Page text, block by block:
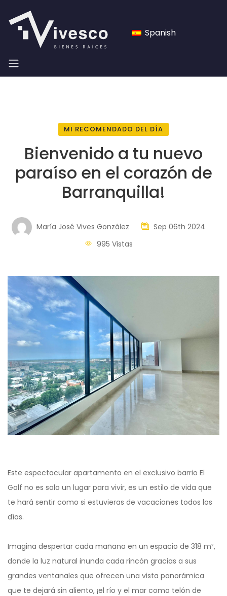
Spanish
MI RECOMENDADO DEL DÍA
Bienvenido a tu nuevo
paraíso en el corazón de
Barranquilla!
María José Vives González
Sep 06th 2024
995 Vistas
Este espectacular apartamento en el exclusivo barrio El
Golf no es solo un lugar para vivir, es un estilo de vida que
te hará sentir como si estuvieras de vacaciones todos los
días.
Imagina despertar cada mañana en un espacio de 318 m²,
donde la luz natural inunda cada rincón gracias a sus
grandes ventanales que ofrecen una vista panorámica
que te dejará sin aliento, ¡el río y el mar como telón de